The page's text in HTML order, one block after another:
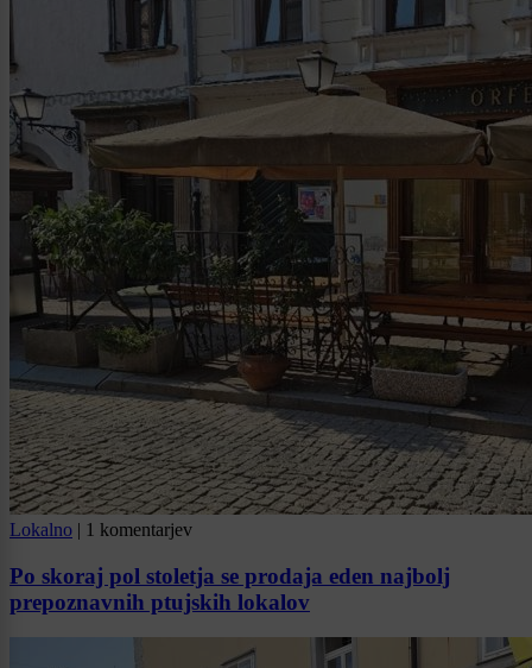
Lokalno | 1 komentarjev
Po skoraj pol stoletja se prodaja eden najbolj
prepoznavnih ptujskih lokalov